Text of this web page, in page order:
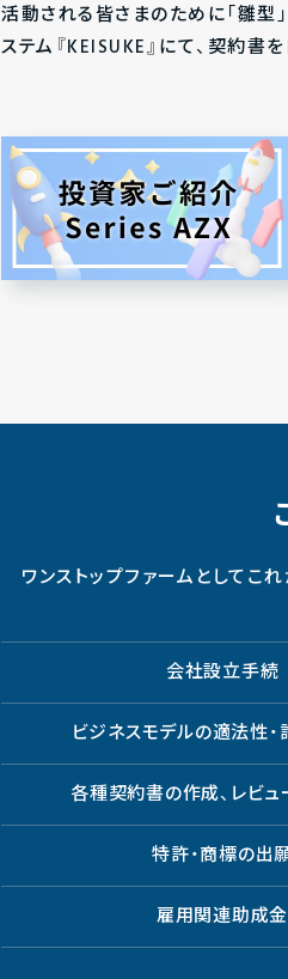
活動される皆さまのために「雛
ステム『KEISUKE』にて、契約書
ワンストップファームとして
会社設立手続
ビジネスモデルの適法性
各種契約書の作成、レビ
特許・商標の出
雇用関連助成金